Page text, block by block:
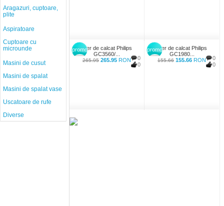
promo
0
0
Fier de calcat Philips
GC3560/...
265.95 265.95 RON
promo
0
0
Fier de calcat Philips
GC1980...
155.66 155.66 RON
Aragazuri, cuptoare,
plite
Aspiratoare
Cuptoare cu
microunde
Masini de cusut
Masini de spalat
Masini de spalat vase
Uscatoare de rufe
Diverse